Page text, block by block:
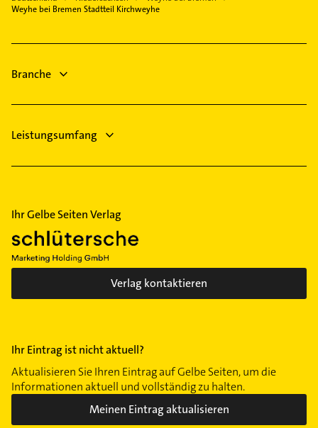
Harpstedt
Elektroinstallation
Schreiner
Arzt
Weyhe bei Bremen Stadtteil Kirchweyhe
Branche
Leistungsumfang
Ihr Gelbe Seiten Verlag
Verlag kontaktieren
Ihr Eintrag ist nicht aktuell?
Aktualisieren Sie Ihren Eintrag auf Gelbe Seiten, um die
Informationen aktuell und vollständig zu halten.
Meinen Eintrag aktualisieren